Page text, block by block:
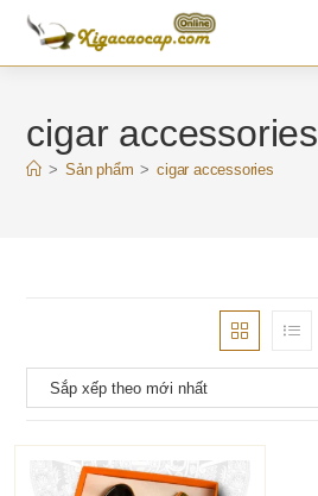
Skip
content
cigar accessories
> Sản phẩm > cigar accessories